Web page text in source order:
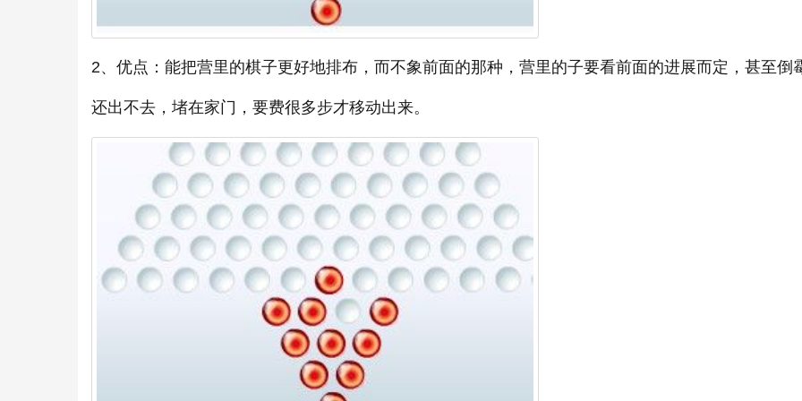
2、优点：能把营里的棋子更好地排布，而不象前面的那种，营里的子要看前面的进展而定，甚至倒
还出不去，堵在家门，要费很多步才移动出来。